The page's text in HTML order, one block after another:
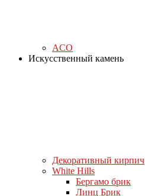
ACO
Искусственный камень
Декоративный кирпич
White Hills
Бергамо брик
Линц Брик